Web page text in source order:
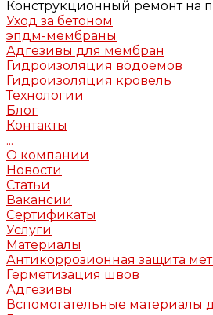
Конструкционный ремонт на
Уход за бетоном
эпдм-мембраны
Адгезивы для мембран
Гидроизоляция водоемов
Гидроизоляция кровель
Технологии
Блог
Контакты
...
О компании
Новости
Статьи
Вакансии
Сертификаты
Услуги
Материалы
Антикоррозионная защита
Герметизация швов
Адгезивы
Вспомогательные материалы